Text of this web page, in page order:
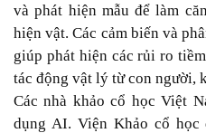
và phát hiện mẫu để làm
hiện vật. Các cảm biến và
giúp phát hiện các rủi ro
tác động vật lý từ con người,
Các nhà khảo cổ học Việt
dụng AI. Viện Khảo cổ học